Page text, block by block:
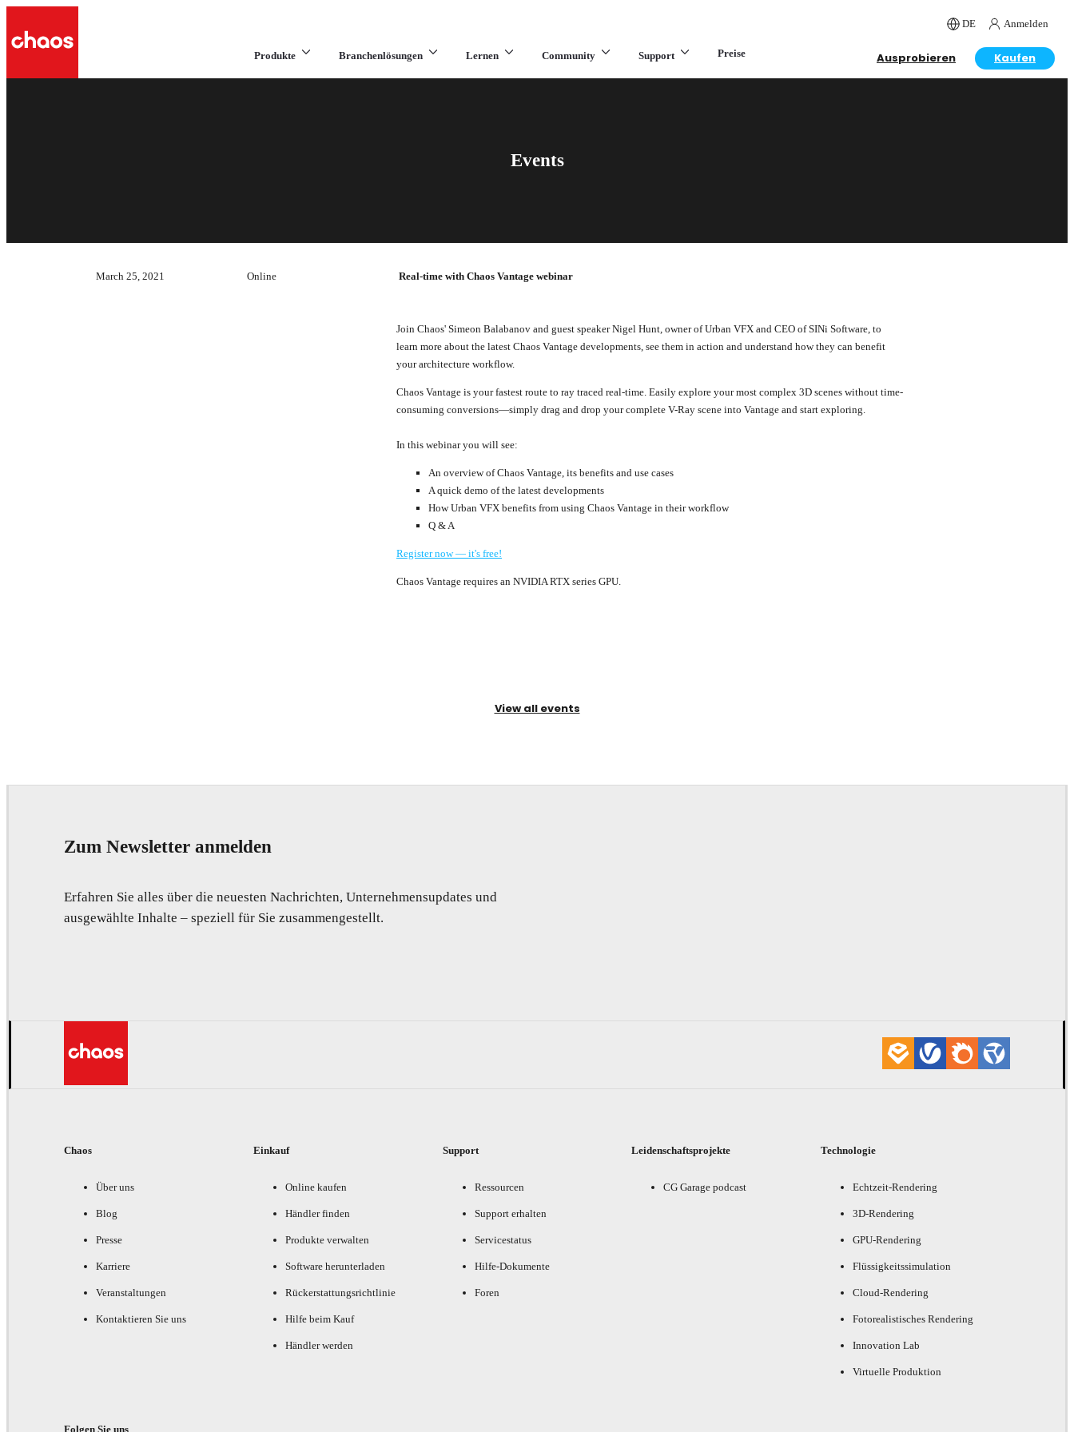
DE Anmelden
Produkte Branchenlösungen Lernen Community Support Preise Ausprobieren Kaufen
Events
March 25, 2021 Online Real-time with Chaos Vantage webinar
Join Chaos' Simeon Balabanov and guest speaker Nigel Hunt, owner of Urban VFX and CEO of SINi Software, to
learn more about the latest Chaos Vantage developments, see them in action and understand how they can benefit
your architecture workflow.
Chaos Vantage is your fastest route to ray traced real-time. Easily explore your most complex 3D scenes without time-
consuming conversions—simply drag and drop your complete V-Ray scene into Vantage and start exploring.
In this webinar you will see:
An overview of Chaos Vantage, its benefits and use cases
A quick demo of the latest developments
How Urban VFX benefits from using Chaos Vantage in their workflow
Q & A
Register now — it's free!
Chaos Vantage requires an NVIDIA RTX series GPU.
View all events
Zum Newsletter anmelden
Erfahren Sie alles über die neuesten Nachrichten, Unternehmensupdates und
ausgewählte Inhalte – speziell für Sie zusammengestellt.
Chaos
Über uns
Blog
Presse
Karriere
Veranstaltungen
Kontaktieren Sie uns
Einkauf
Online kaufen
Händler finden
Produkte verwalten
Software herunterladen
Rückerstattungsrichtlinie
Hilfe beim Kauf
Händler werden
Support
Ressourcen
Support erhalten
Servicestatus
Hilfe-Dokumente
Foren
Leidenschaftsprojekte
CG Garage podcast
Technologie
Echtzeit-Rendering
3D-Rendering
GPU-Rendering
Flüssigkeitssimulation
Cloud-Rendering
Fotorealistisches Rendering
Innovation Lab
Virtuelle Produktion
Folgen Sie uns